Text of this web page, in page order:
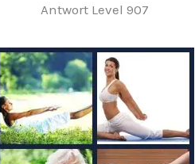
Antwort Level 907